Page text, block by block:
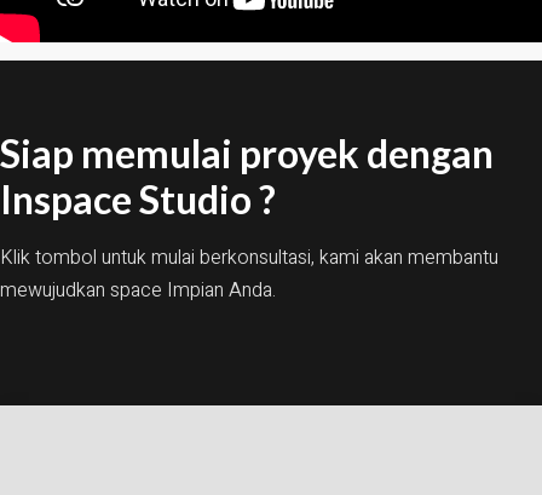
Siap memulai proyek dengan
Inspace Studio ?
Klik tombol untuk mulai berkonsultasi, kami akan membantu
mewujudkan space Impian Anda.